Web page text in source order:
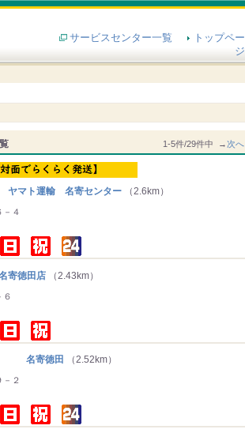
サービスセンター一覧
トップペー
ジ
1-5件/29件中 →次へ
マト運輸 名寄センター （2.6km）
－４
寄徳田店 （2.43km）
６
名寄徳田 （2.52km）
２